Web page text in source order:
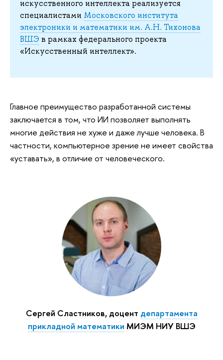
искусственного интеллекта реализуется
специалистами Московского института
электроники и математики им. А.Н. Тихонова
ВШЭ в рамках федерального проекта
«Искусственный интеллект».
Главное преимущество разработанной системы
заключается в том, что ИИ позволяет выполнять
многие действия не хуже и даже лучше человека. В
частности, компьютерное зрение не имеет свойства
«уставать», в отличие от человеческого.
Сергей Сластников, доцент департамента
прикладной математики МИЭМ НИУ ВШЭ